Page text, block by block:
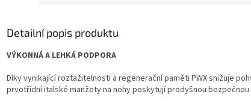
Detailní popis produktu
VÝKONNÁ A LEHKÁ PODPORA
Díky vynikající roztažitelnosti a regenerační paměti PWX snižuje
prvotřídní italské manžety na nohy poskytují prodyšnou